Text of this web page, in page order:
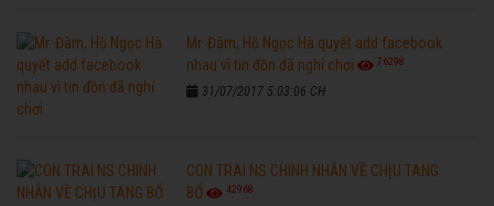
Mr. Đàm, Hồ Ngọc Hà quyết add facebook
nhau vì tin đồn đã nghỉ chơi
76298
31/07/2017 5:03:06 CH
CON TRAI NS CHINH NHẪN VỀ CHỊU TANG
BỐ
42968